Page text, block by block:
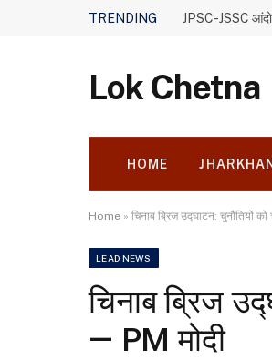
TRENDING
Lok Chetna
HOME
Home » चिनाब ब्रिज उद्घाटन: चुनौतियों
LEAD NEWS
चिनाब ब्रिज
— PM मोदी